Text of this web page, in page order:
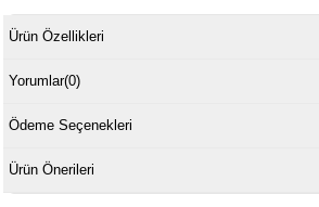
Ürün Özellikleri
Yorumlar(0)
Ödeme Seçenekleri
Ürün Önerileri